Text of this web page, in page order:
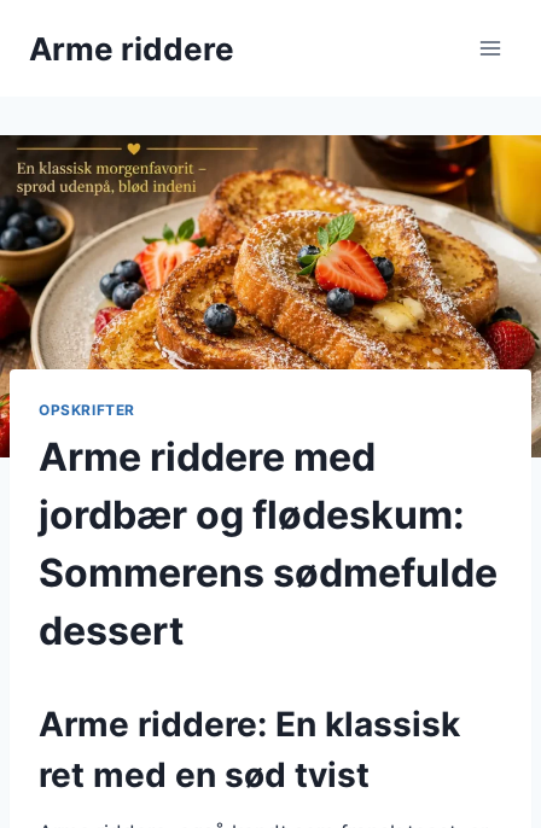
Arme riddere
OPSKRIFTER
Arme riddere med
jordbær og flødeskum:
Sommerens sødmefulde
dessert
Arme riddere: En klassisk
ret med en sød tvist